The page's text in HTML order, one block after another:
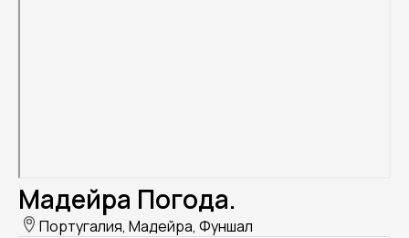
Мадейра Погода.
Португалия, Мадейра, Фуншал